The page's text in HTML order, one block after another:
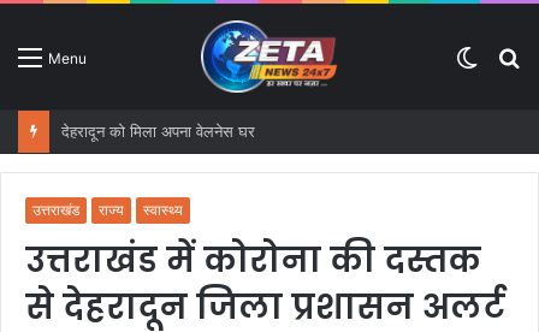
Menu
Switch
देहरादून को मिला अपना वेलनेस घर
उत्तराखंड राज्य स्वास्थ्य
उत्तराखंड में कोरोना की दस्तक
से देहरादून जिला प्रशासन अलर्ट